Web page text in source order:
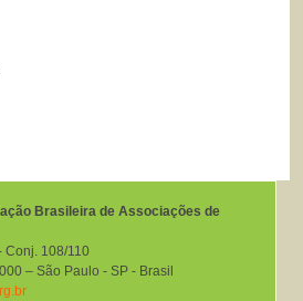
Brasileira de Associações de
Conj. 108/110
– São Paulo ‐ SP ‐ Brasil